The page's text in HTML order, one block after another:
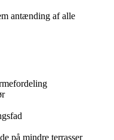
antænding af alle
på mindre terrasser